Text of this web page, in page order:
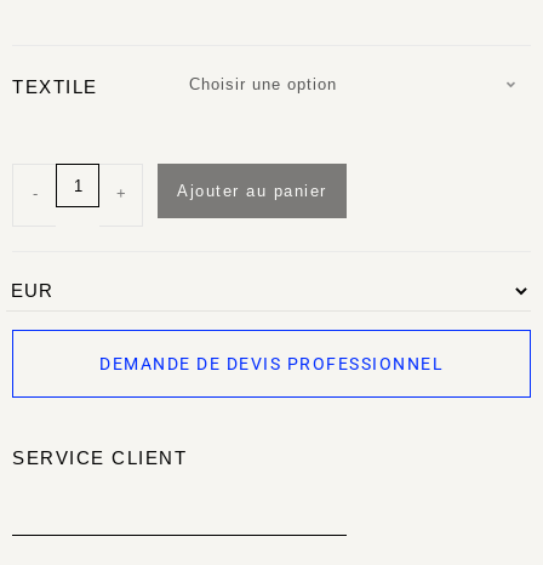
TEXTILE Choisir une option
- + Ajouter au panier
DEMANDE DE DEVIS PROFESSIONNEL
SERVICE CLIENT